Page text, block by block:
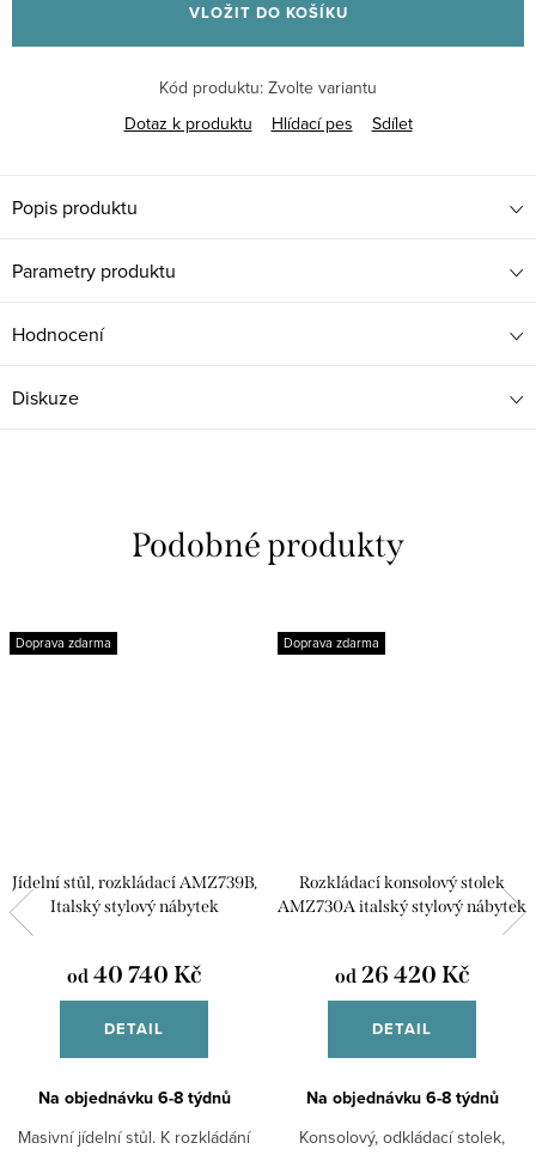
VLOŽIT DO KOŠÍKU
Kód produktu: Zvolte variantu
Dotaz k produktu
Hlídací pes Sdílet
Popis produktu
Parametry produktu
Hodnocení
Diskuze
Doprava zdarma
Jídelní stůl, rozkládací AMZ739B,
Italský stylový nábytek
od40 740 Kč
DETAIL
Na objednávku 6-8 týdnů
Masivní jídelní stůl. K rozkládání
Doprava zdarma
Rozkládací konsolový stolek
AMZ730A italský stylový nábytek
od26 420 Kč
DETAIL
Na objednávku 6-8 týdnů
Konsolový, odkládací stolek,